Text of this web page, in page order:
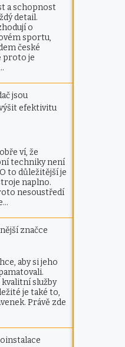
a schopnost
detail.
o
sportu,
české
proto je
jsou
efektivitu
ví, že
techniky není
to důležitější je
naplno.
nesoustředí
značce
aby si jeho
služby
je také to,
Právě zde